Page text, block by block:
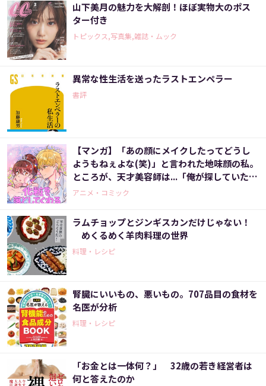
山下美月の魅力を大解剖！ほぼ実物大のポス
ター付き
トピックス,写真集,雑誌・ムック
異常な性生活を送ったラストエンペラー
書評
【マンガ】「あの顔にメイクしたってどうし
ようもねぇよな(笑)」と言われた地味顔の私。
ところが、天才美容師は...「俺が探していたの
はこの顔だ！」いったいなぜ？〈化粧を落と
アニメ・コミック
ラムチョップとジンギスカンだけじゃない！
めくるめく羊肉料理の世界
料理・レシピ
腎臓にいいもの、悪いもの。707品目の食材を
名医が分析
料理・レシピ
「お金とは一体何？」 32歳の若き経営者は
何と答えたのか